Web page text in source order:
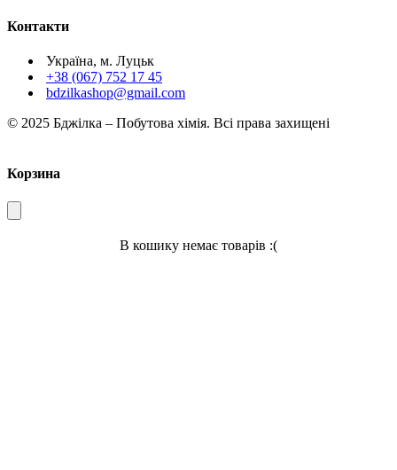
Контакти
Україна, м. Луцьк
+38 (067) 752 17 45
bdzilkashop@gmail.com
© 2025 Бджілка – Побутова хімія. Всі права захищені
Корзина
В кошику немає товарів :(